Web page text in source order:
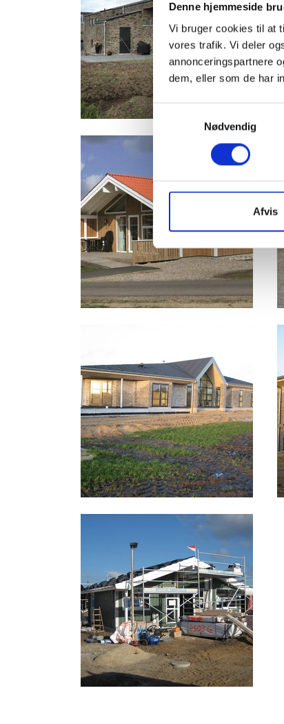
Denne hjemmeside
Vi bruger cookies til at
vores trafik. Vi deler
annonceringspartnere
dem, eller som de har
Samtykkevalg
Nødvendig
Afvis